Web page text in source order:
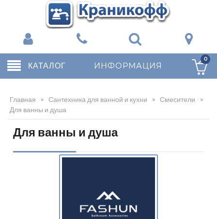
КАТАЛОГ ИНФОРМАЦИЯ
0
Главная » Сантехника для ванной и кухни » Смесители »
Для ванны и душа
Для ванны и душа